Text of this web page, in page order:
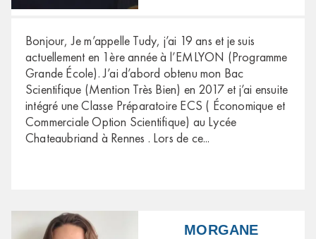
Bonjour, Je m’appelle Tudy, j’ai 19 ans et je suis
actuellement en 1ère année à l’EMLYON (Programme
Grande École). J’ai d’abord obtenu mon Bac
Scientifique (Mention Très Bien) en 2017 et j’ai ensuite
intégré une Classe Préparatoire ECS ( Économique et
Commerciale Option Scientifique) au Lycée
Chateaubriand à Rennes . Lors de ce...
MORGANE